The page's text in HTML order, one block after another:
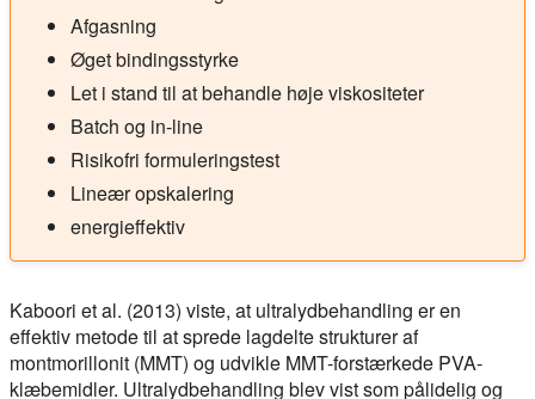
Afgasning
Øget bindingsstyrke
Let i stand til at behandle høje viskositeter
Batch og in-line
Risikofri formuleringstest
Lineær opskalering
energieffektiv
Kaboori et al. (2013) viste, at ultralydbehandling er en
effektiv metode til at sprede lagdelte strukturer af
montmorillonit (MMT) og udvikle MMT-forstærkede PVA-
klæbemidler. Ultralydbehandling blev vist som pålidelig og